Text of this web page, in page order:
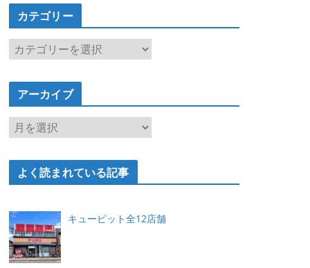
カテゴリー
カ
ゴ
ー
アーカイブ
ア
カ
よく読まれている記事
キューピット全12店舗